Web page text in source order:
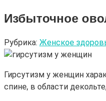
Избыточное
Рубрика: Женское
Гирсутизм у женщин
спине, в области